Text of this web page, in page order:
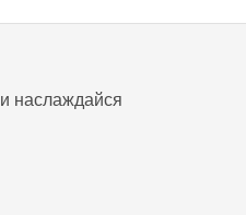
и наслаждайся